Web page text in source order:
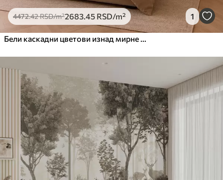
4472.42RSD/m²2683 .45 RSD/m² 1